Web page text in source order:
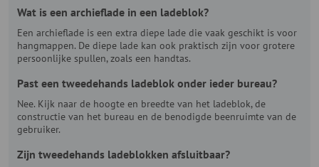
Wat is een archieflade in een ladeblok?
Een archieflade is een extra diepe lade die vaak geschikt is voor
hangmappen. De diepe lade kan ook praktisch zijn voor grotere
persoonlijke spullen, zoals een handtas.
Past een tweedehands ladeblok onder ieder bureau?
Nee. Kijk naar de hoogte en breedte van het ladeblok, de
constructie van het bureau en de benodigde beenruimte van de
gebruiker.
Zijn tweedehands ladeblokken afsluitbaar?